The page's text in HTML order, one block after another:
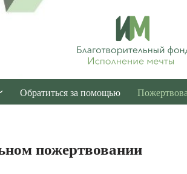
Обратиться за помощью
пожертвовании